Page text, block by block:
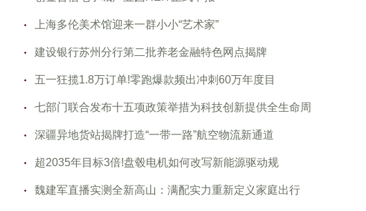
上海多伦美术馆迎来一群小小“艺术家”
建设银行苏州分行第二批养老金融特色网点揭牌
五一狂揽1.8万订单!零跑爆款频出冲刺60万年度目
七部门联合发布十五项政策举措为科技创新提供全生命周
深疆异地货站揭牌打造“一带一路”航空物流新通道
超2035年目标3倍!盘毂电机如何改写新能源驱动规
魏建军直播实测全新高山：满配实力重新定义家庭出行